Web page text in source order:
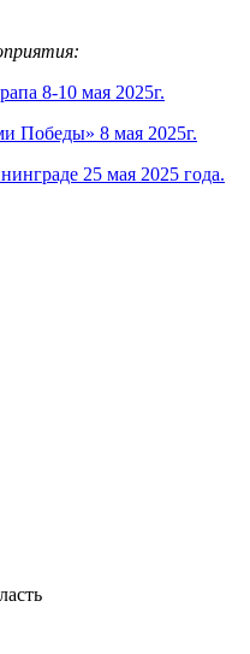
8-10 мая 2025г.
Победы» 8 мая 2025г.
25 мая 2025 года.